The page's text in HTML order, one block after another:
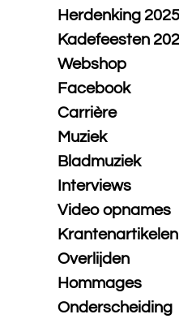
Herdenking 2025
Kadefeesten
Webshop
Facebook
Carrière
Muziek
Bladmuziek
Interviews
Video opnames
Krantenartikelen
Overlijden
Hommages
Onderscheiding